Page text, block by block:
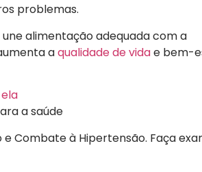
problemas.
alimentação adequada com a
aqualidade de vidae bem-
a saúde
e Combate à Hipertensão. Faça